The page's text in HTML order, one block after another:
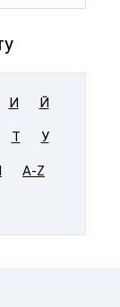
И Й
Т У
A-Z